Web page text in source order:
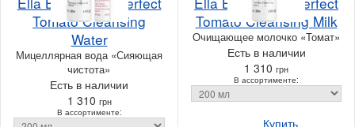
Tomato Cleansing
Water
Мицеллярная вода «Сияющая
чистота»
Есть в наличии
1 310 грн
В ассортименте:
Tomato Cleansing Milk
Очищающее молочко «Томат»
Есть в наличии
1 310 грн
В ассортименте:
Купить